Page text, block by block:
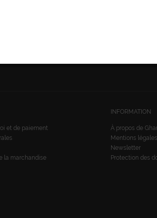
et de paiement
la marchandise
INFORMATION
À propos de
Mentions légales
Newsletter
Protection des